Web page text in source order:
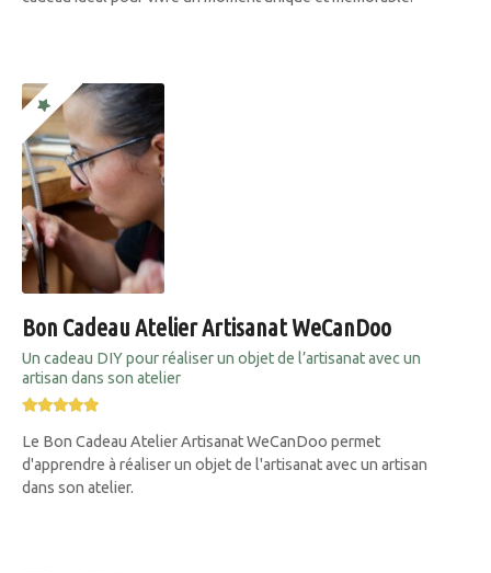
Bon Cadeau Atelier Artisanat WeCanDoo
Un cadeau DIY pour réaliser un objet de l’artisanat avec un
artisan dans son atelier
Le Bon Cadeau Atelier Artisanat WeCanDoo permet
d'apprendre à réaliser un objet de l'artisanat avec un artisan
dans son atelier.